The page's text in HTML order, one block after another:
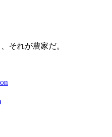
それが農家だ。